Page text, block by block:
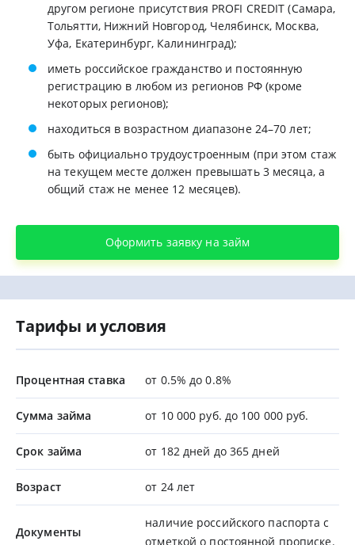
другом регионе присутствия PROFI CREDIT (Самара,
Тольятти, Нижний Новгород, Челябинск, Москва,
Уфа, Екатеринбург, Калининград);
иметь российское гражданство и постоянную
регистрацию в любом из регионов РФ (кроме
некоторых регионов);
находиться в возрастном диапазоне 24–70 лет;
быть официально трудоустроенным (при этом стаж
на текущем месте должен превышать 3 месяца, а
общий стаж не менее 12 месяцев).
Оформить заявку на займ
Тарифы и условия
Процентная ставка от 0.5% до 0.8%
Сумма займа от 10 000 руб. до 100 000 руб.
Срок займа от 182 дней до 365 дней
Возраст от 24 лет
Документы
наличие российского паспорта с
отметкой о постоянной прописке.